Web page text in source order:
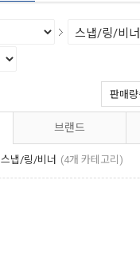
스냅/링/비너 (4개 카테고리)
브랜드
판매